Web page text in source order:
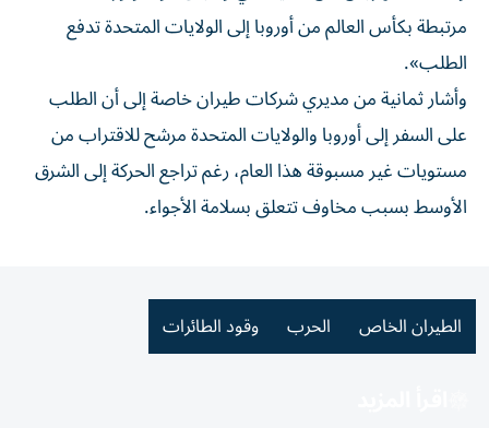
مرتبطة بكأس العالم من أوروبا ⁠إلى الولايات المتحدة تدفع
الطلب».
وأشار ثمانية من مديري شركات طيران خاصة ​إلى أن الطلب
على السفر إلى أوروبا والولايات المتحدة مرشح للاقتراب من
مستويات غير مسبوقة هذا العام، رغم تراجع الحركة إلى الشرق
الأوسط بسبب ⁠مخاوف تتعلق بسلامة الأجواء.
الطيران الخاص الحرب وقود الطائرات